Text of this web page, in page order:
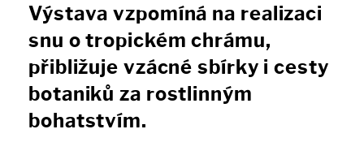
Výstava vzpomíná na realizaci
snu o tropickém chrámu,
přibližuje vzácné sbírky i cesty
botaniků za rostlinným
bohatstvím.